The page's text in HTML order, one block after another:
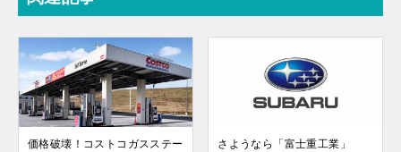
価格破壊！コストコガスステー
さようなら「富士重工業」